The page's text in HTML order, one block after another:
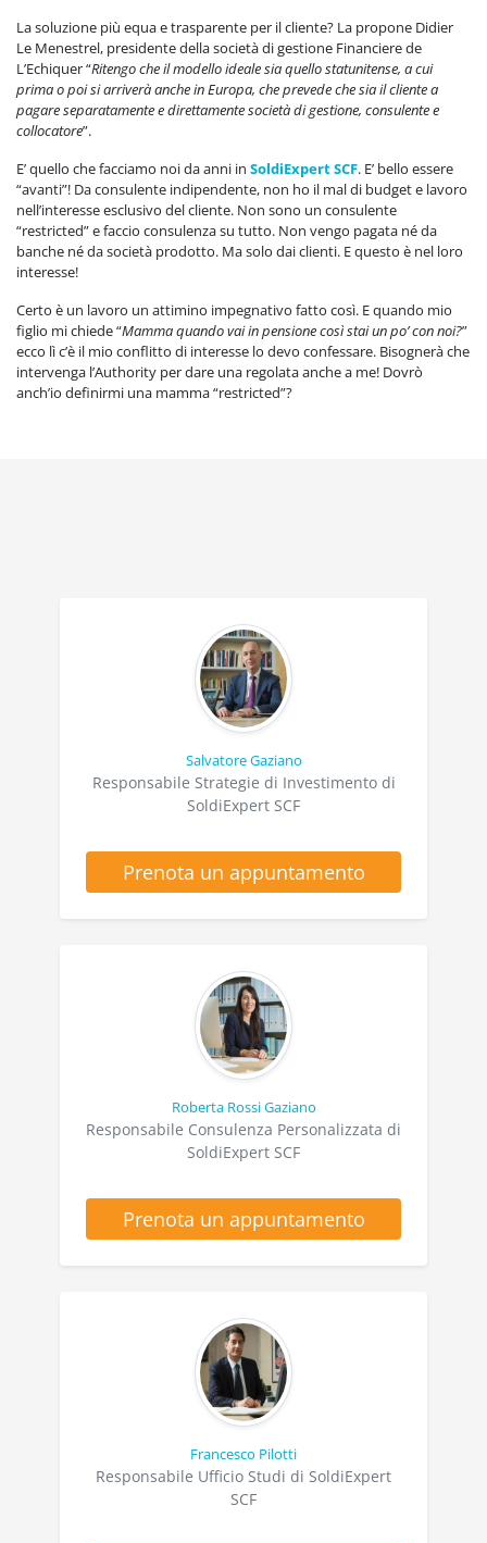
La soluzione più equa e trasparente per il cliente? La propone Didier
Le Menestrel, presidente della società di gestione Financiere de
L’Echiquer “Ritengo che il modello ideale sia quello statunitense, a cui
prima o poi si arriverà anche in Europa, che prevede che sia il cliente a
pagare separatamente e direttamente società di gestione, consulente e
collocatore”.
E’ quello che facciamo noi da anni in SoldiExpert SCF. E’ bello essere
“avanti”! Da consulente indipendente, non ho il mal di budget e lavoro
nell’interesse esclusivo del cliente. Non sono un consulente
“restricted” e faccio consulenza su tutto. Non vengo pagata né da
banche né da società prodotto. Ma solo dai clienti. E questo è nel loro
interesse!
Certo è un lavoro un attimino impegnativo fatto così. E quando mio
figlio mi chiede “Mamma quando vai in pensione così stai un po’ con noi?”
ecco lì c’è il mio conflitto di interesse lo devo confessare. Bisognerà che
intervenga l’Authority per dare una regolata anche a me! Dovrò
anch’io definirmi una mamma “restricted”?
Salvatore Gaziano
Responsabile Strategie di Investimento di
SoldiExpert SCF
Prenota un appuntamento
Roberta Rossi Gaziano
Responsabile Consulenza Personalizzata di
SoldiExpert SCF
Prenota un appuntamento
Francesco Pilotti
Responsabile Ufficio Studi di SoldiExpert
SCF